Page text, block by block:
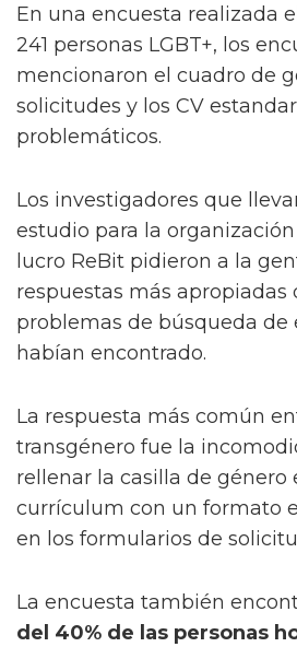
En una encuesta realizada
241 personas LGBT+, los
mencionaron el cuadro de
solicitudes y los CV
problemáticos.
Los investigadores que
estudio para la
lucro ReBit pidieron a la
respuestas más apropiadas
problemas de búsqueda de
habían encontrado.
La respuesta más común
transgénero fue la
rellenar la casilla de género
currículum con un formato
en los formularios de
La encuesta también
del 40% de las personas